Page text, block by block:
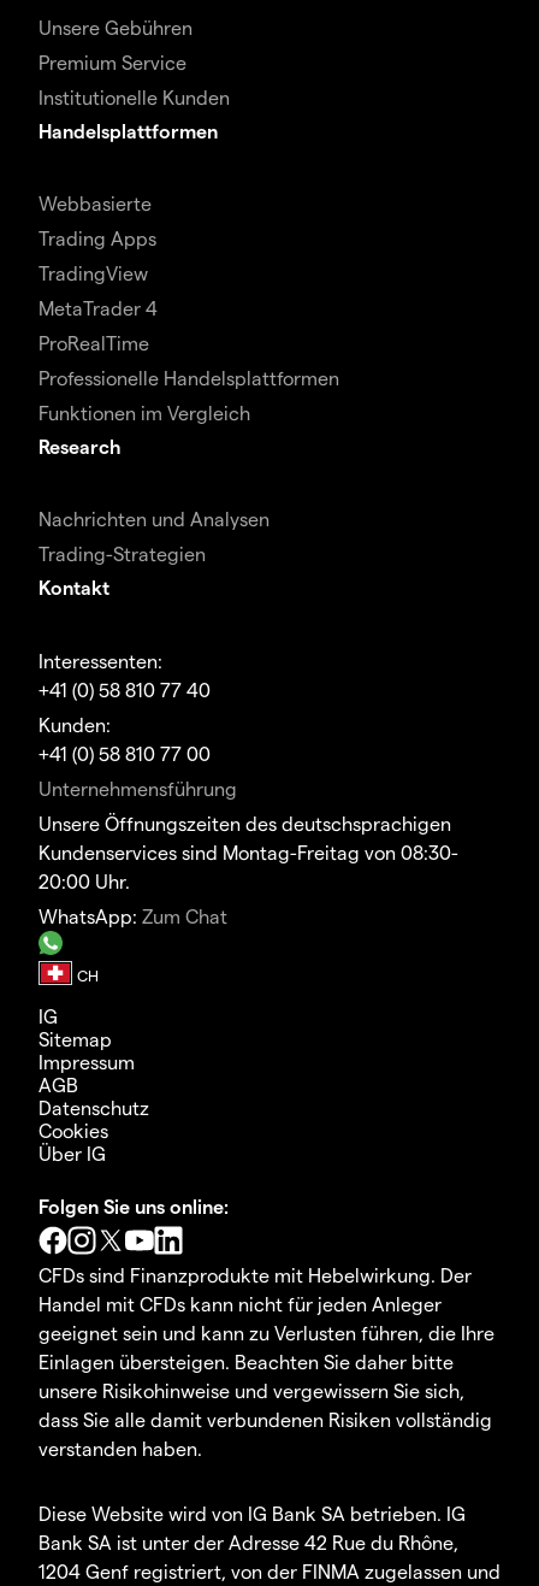
Unsere Gebühren
Premium Service
Institutionelle Kunden
Handelsplattformen
Webbasierte
Trading Apps
TradingView
MetaTrader 4
ProRealTime
Professionelle Handelsplattformen
Funktionen im Vergleich
Research
Nachrichten und Analysen
Trading-Strategien
Kontakt
Interessenten:
+41 (0) 58 810 77 40
Kunden:
+41 (0) 58 810 77 00
Unternehmensführung
Unsere Öffnungszeiten des deutschsprachigen
Kundenservices sind Montag-Freitag von 08:30-
20:00 Uhr.
WhatsApp: Zum Chat
IG
Sitemap
Impressum
AGB
Datenschutz
Cookies
Über IG
Folgen Sie uns online:
CFDs sind Finanzprodukte mit Hebelwirkung. Der
Handel mit CFDs kann nicht für jeden Anleger
geeignet sein und kann zu Verlusten führen, die Ihre
Einlagen übersteigen. Beachten Sie daher bitte
unsere Risikohinweise und vergewissern Sie sich,
dass Sie alle damit verbundenen Risiken vollständig
verstanden haben.
Diese Website wird von IG Bank SA betrieben. IG
Bank SA ist unter der Adresse 42 Rue du Rhône,
1204 Genf registriert, von der FINMA zugelassen und